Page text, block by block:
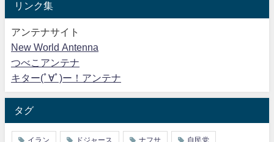
リンク集
アンテナサイト
New World Antenna
つべこアンテナ
キター(ﾟ∀ﾟ)ー！アンテナ
タグ
イラン ドジャース ナフサ 自民党